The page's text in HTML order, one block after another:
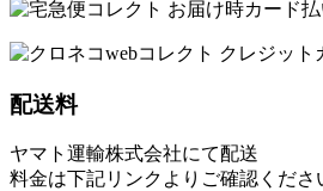
配送料
ヤマト運輸株式会社にて配送
料金は下記リンクよりご確認くだ